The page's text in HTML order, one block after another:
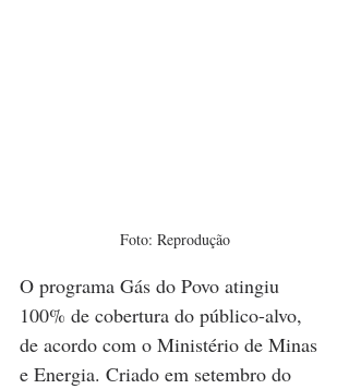
Foto: Reprodução
O programa Gás do Povo atingiu
100% de cobertura do público-alvo,
de acordo com o Ministério de Minas
e Energia. Criado em setembro do